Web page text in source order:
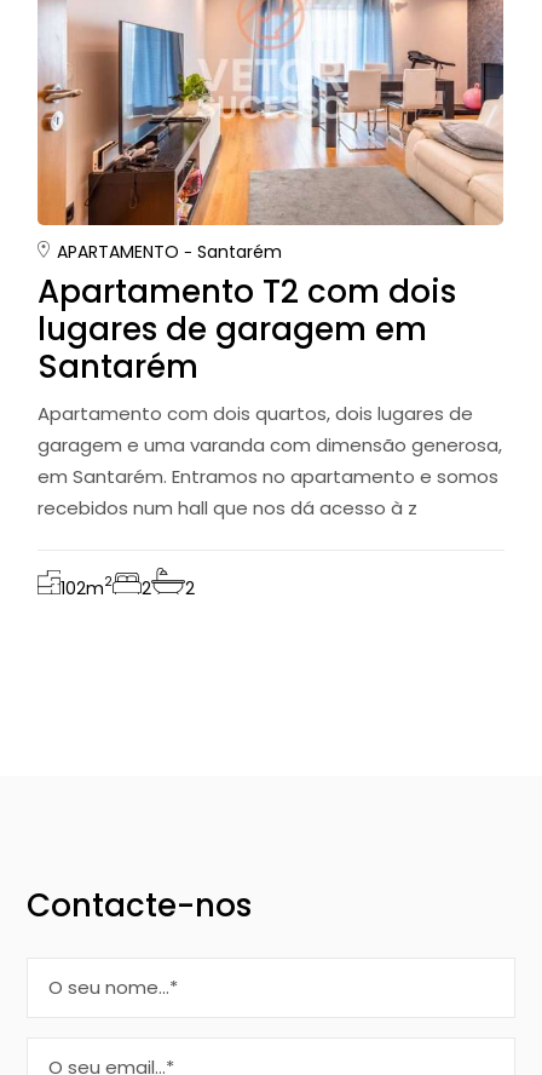
APARTAMENTO Santarém
Apartamento T2 com dois
lugares de garagem em
Santarém
Apartamento com dois quartos, dois lugares de
garagem e uma varanda com dimensão generosa,
em Santarém. Entramos no apartamento e somos
recebidos num hall que nos dá acesso à z
102m2 2 2
Contacte-nos